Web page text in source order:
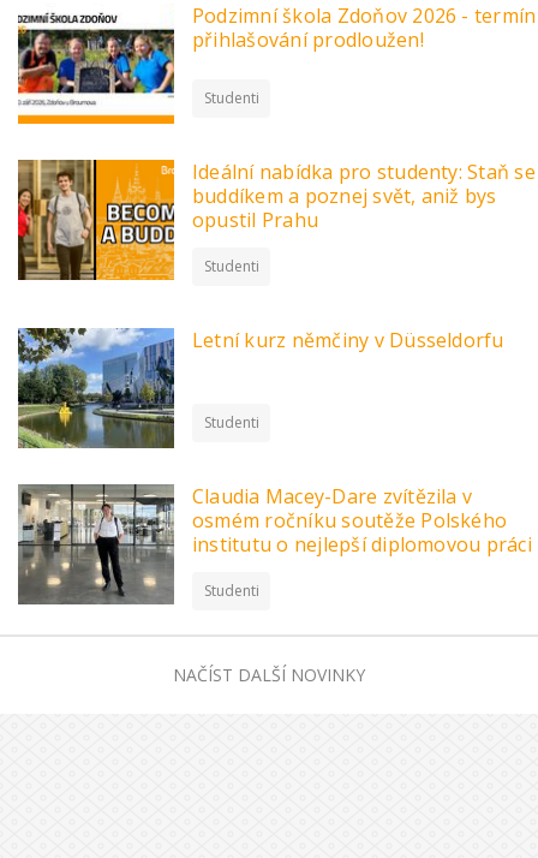
Podzimní škola Zdoňov 2026 - termín
přihlašování prodloužen!
Studenti
Ideální nabídka pro studenty: Staň se
buddíkem a poznej svět, aniž bys
opustil Prahu
Studenti
Letní kurz němčiny v Düsseldorfu
Studenti
Claudia Macey-Dare zvítězila v
osmém ročníku soutěže Polského
institutu o nejlepší diplomovou práci
Studenti
NAČÍST DALŠÍ NOVINKY